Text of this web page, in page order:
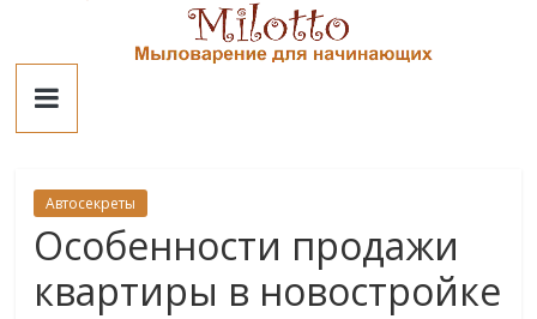
contentМилотто
Автосекреты
Особенности продажи
квартиры в новостройке